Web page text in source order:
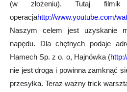
(w złożeniu). Tutaj
operacjahttp://www.youtube.com/
Naszym celem jest uzyskanie
napędu. Dla chętnych podaje
Hamech Sp. z o. o, Hajnówka (
nie jest droga i powinna zamknąć
przesyłka. Teraz ważny trick